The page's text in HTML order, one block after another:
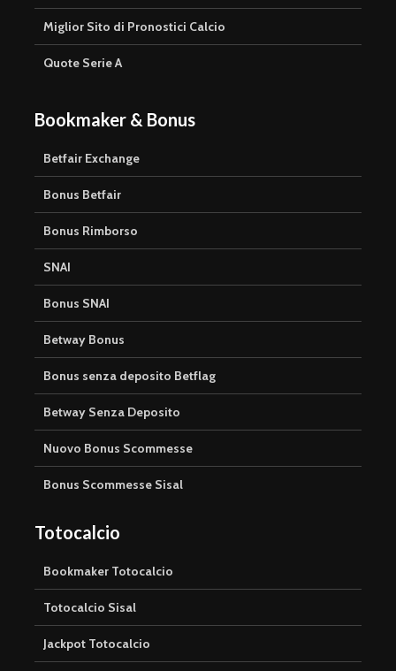
Miglior Sito di Pronostici Calcio
Quote Serie A
Bookmaker & Bonus
Betfair Exchange
Bonus Betfair
Bonus Rimborso
SNAI
Bonus SNAI
Betway Bonus
Bonus senza deposito Betflag
Betway Senza Deposito
Nuovo Bonus Scommesse
Bonus Scommesse Sisal
Totocalcio
Bookmaker Totocalcio
Totocalcio Sisal
Jackpot Totocalcio